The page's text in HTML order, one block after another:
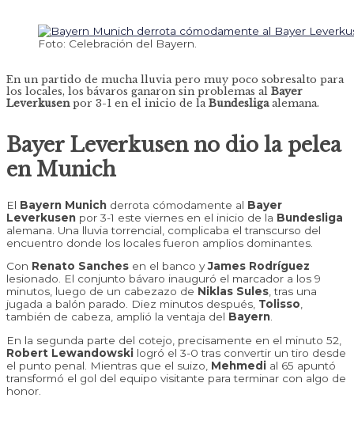
Foto: Celebración del Bayern.
En un partido de mucha lluvia pero muy poco sobresalto para
los locales, los bávaros ganaron sin problemas al Bayer
Leverkusenpor 3-1 en el inicio de la Bundesligaalemana.
Bayer Leverkusen no dio la pelea
en Munich
El Bayern Munich derrota cómodamente al Bayer
Leverkusen por 3-1 este viernes en el inicio de la Bundesliga
alemana. Una lluvia torrencial, complicaba el transcurso del
encuentro donde los locales fueron amplios dominantes.
Con Renato Sanches en el banco yJames Rodríguez
lesionado. El conjunto bávaro inauguró el marcador a los 9
minutos, luego de un cabezazo de Niklas Sules, tras una
jugada a balón parado. Diez minutos después, Tolisso,
también de cabeza, amplió la ventaja del Bayern.
En la segunda parte del cotejo, precisamente en el minuto 52,
Robert Lewandowski logró el 3-0 tras convertir un tiro desde
el punto penal. Mientras que el suizo, Mehmedi al 65 apuntó
transformó el gol del equipo visitante para terminar con algo de
honor.